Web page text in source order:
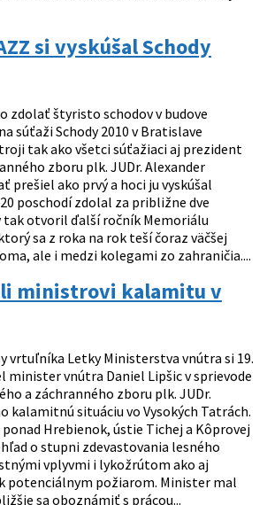
si vyskúšal Schody
zdolať štyristo schodov v budove
súťaži Schody 2010 v Bratislave
tak ako všetci súťažiaci aj prezident
zboru plk. JUDr. Alexander
prešiel ako prvý a hoci ju vyskúšal
poschodí zdolal za približne dve
tak otvoril ďalší ročník Memoriálu
sa z roka na rok teší čoraz väčšej
ale i medzi kolegami zo zahraničia....
ministrovi kalamitu v
vrtuľníka Letky Ministerstva vnútra si 19.
minister vnútra Daniel Lipšic v sprievode
a záchranného zboru plk. JUDr.
kalamitnú situáciu vo Vysokých Tatrách.
Hrebienok, ústie Tichej a Kôprovej
o stupni zdevastovania lesného
vplyvmi i lykožrútom ako aj
potenciálnym požiarom. Minister mal
sa oboznámiť s prácou...